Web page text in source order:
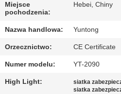
SKONTAKTUJ
NAMI
Miejsce
pochodzenia:
Hebei, Chiny
Nazwa handlowa: Yuntong
Orzecznictwo: CE Certificate
Numer modelu: YT-2090
High Light: siatka
siatka